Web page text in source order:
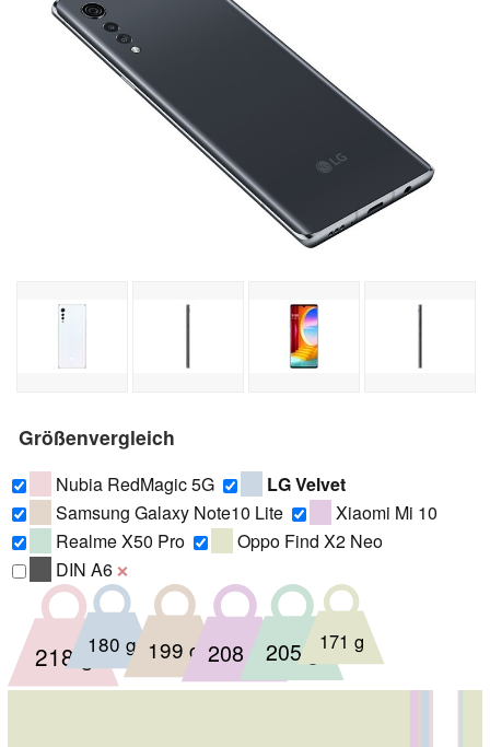
Größenvergleich
Nubia RedMagic 5G
LG Velvet
Samsung Galaxy Note10 Lite
Xiaomi Mi 10
Realme X50 Pro
Oppo Find X2 Neo
DIN A6 ❌
218 g180 g 199 g 208 g 205 g 171 g